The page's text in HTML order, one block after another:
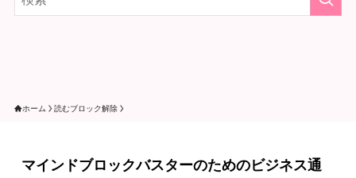
ホーム 読むブロック解除
マインドブロックバスターのためのビジネス通